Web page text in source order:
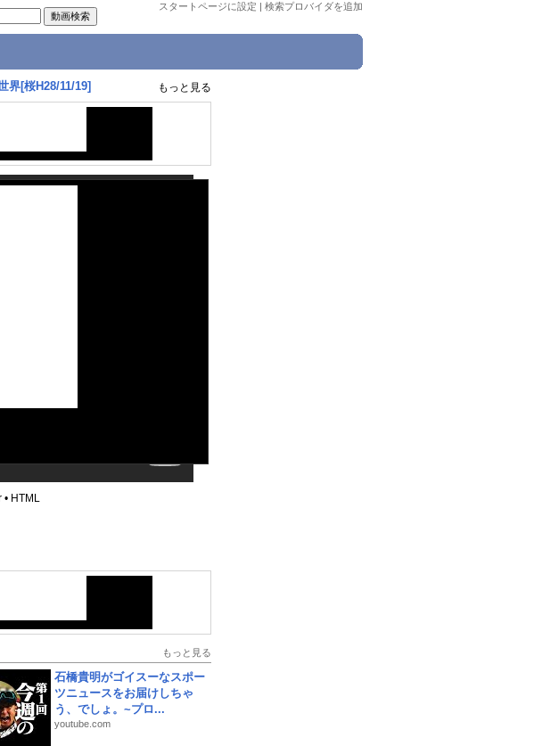
スタートページに設定 | 検索プロバイダを追加
界[桜H28/11/19] もっと見る
• HTML
もっと見る
石橋貴明がゴイスーなスポー
ツニュースをお届けしちゃ
う、でしょ。~プロ...
youtube.com